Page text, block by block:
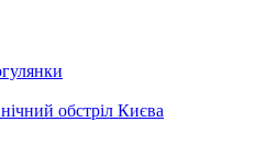
обстріл Києва